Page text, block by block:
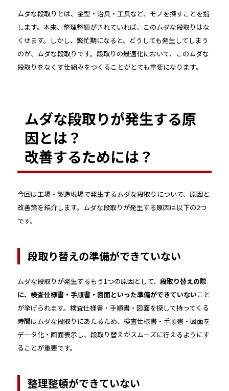
ムダな段取りとは、金型・治具・工具など、モノを探すことを指
します。本来、整理整頓がされていれば、このムダな段取りはな
くせます。しかし、繁忙期になると、どうしても発生してしまう
のが、ムダな段取りです。段取りの最適化において、このムダな
段取りをなくす仕組みをつくることがとても重要になります。
ムダな段取りが発生する原
因とは？
改善するためには？
今回は工場・製造現場で発生するムダな段取りについて、原因と
改善策を紹介します。ムダな段取りが発生する原因は以下の2つ
です。
段取り替えの準備ができていない
ムダな段取りが発生するもう1つの原因として、 段取り替えの際
に、検査仕様書・手順書・図面といった準備ができていないこと
が挙げられます。検査仕様書・手順書・図面を探して持ってくる
時間はムダな段取りにあたるため、検査仕様書・手順書・図面を
データ化・画面表示し、段取り替えがスムーズに行えるようにす
ることが重要です。
整理整頓ができていない